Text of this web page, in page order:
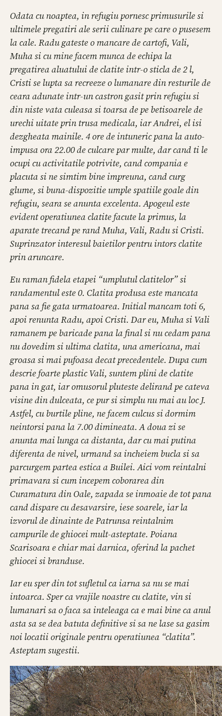
Odata cu noaptea, in refugiu pornesc primusurile si
ultimele pregatiri ale serii culinare pe care o pusesem
la cale. Radu gateste o mancare de cartofi, Vali,
Muha si cu mine facem munca de echipa la
pregatirea aluatului de clatite intr-o sticla de 2 l,
Cristi se lupta sa recreeze o lumanare din resturile de
ceara adunate intr-un castron gasit prin refugiu si
din niste vata culeasa si toarsa de pe betisoarele de
urechi uitate prin trusa medicala, iar Andrei, el isi
dezgheata mainile. 4 ore de intuneric pana la auto-
impusa ora 22.00 de culcare par multe, dar cand ti le
ocupi cu activitatile potrivite, cand compania e
placuta si ne simtim bine impreuna, cand curg
glume, si buna-dispozitie umple spatiile goale din
refugiu, seara se anunta excelenta. Apogeul este
evident operatiunea clatite facute la primus, la
aparate trecand pe rand Muha, Vali, Radu si Cristi.
Suprinzator interesul baietilor pentru intors clatite
prin aruncare.
Eu raman fidela etapei “umplutul clatitelor” si
randamentul este 0. Clatita produsa este mancata
pana sa fie gata urmatoarea. Initial mancam toti 6,
apoi renunta Radu, apoi Cristi. Dar eu, Muha si Vali
ramanem pe baricade pana la final si nu cedam pana
nu dovedim si ultima clatita, una americana, mai
groasa si mai pufoasa decat precedentele. Dupa cum
descrie foarte plastic Vali, suntem plini de clatite
pana in gat, iar omusorul pluteste delirand pe cateva
visine din dulceata, ce pur si simplu nu mai au loc J.
Astfel, cu burtile pline, ne facem culcus si dormim
neintorsi pana la 7.00 dimineata. A doua zi se
anunta mai lunga ca distanta, dar cu mai putina
diferenta de nivel, urmand sa incheiem bucla si sa
parcurgem partea estica a Builei. Aici vom reintalni
primavara si cum incepem coborarea din
Curamatura din Oale, zapada se inmoaie de tot pana
cand dispare cu desavarsire, iese soarele, iar la
izvorul de dinainte de Patrunsa reintalnim
campurile de ghiocei mult-asteptate. Poiana
Scarisoara e chiar mai darnica, oferind la pachet
ghiocei si branduse.
Iar eu sper din tot sufletul ca iarna sa nu se mai
intoarca. Sper ca vrajile noastre cu clatite, vin si
lumanari sa o faca sa inteleaga ca e mai bine ca anul
asta sa se dea batuta definitive si sa ne lase sa gasim
noi locatii originale pentru operatiunea “clatita”.
Asteptam sugestii.